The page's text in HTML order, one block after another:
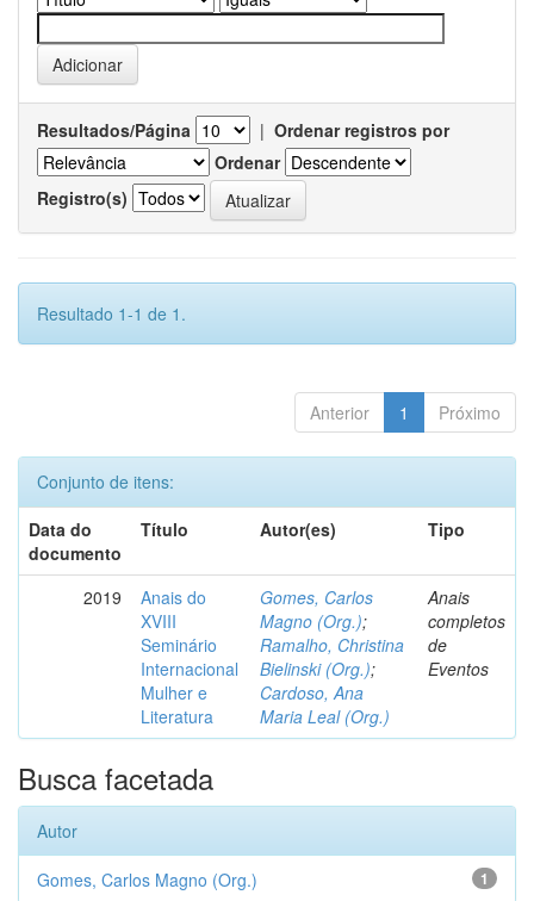
Resultados/Página | Ordenar registros por
Ordenar
Registro(s)
Resultado 1-1 de 1.
Anterior 1 Próximo
Conjunto de itens:
Data do
documento
Título Autor(es) Tipo
2019
Anais do
XVIII
Seminário
Internacional
Mulher e
Literatura
Gomes, Carlos
Magno (Org.);
Ramalho, Christina
Bielinski (Org.);
Cardoso, Ana
Maria Leal (Org.)
Anais
completos
de
Eventos
Busca facetada
Autor
1
Gomes, Carlos Magno (Org.)